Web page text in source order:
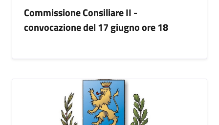
Commissione Consiliare II -
convocazione del 17 giugno ore 18